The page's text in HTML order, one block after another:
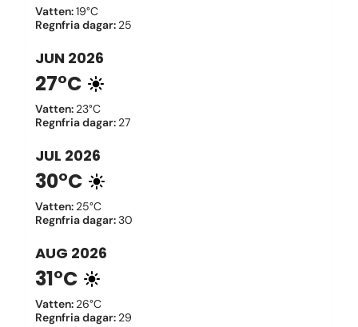
Vatten:19°C
Regnfria dagar: 25
JUN 2026
27°C
Vatten: 23°C
Regnfria dagar: 27
JUL 2026
30°C
Vatten: 25°C
Regnfria dagar:30
AUG 2026
31°C
Vatten: 26°C
Regnfria dagar: 29